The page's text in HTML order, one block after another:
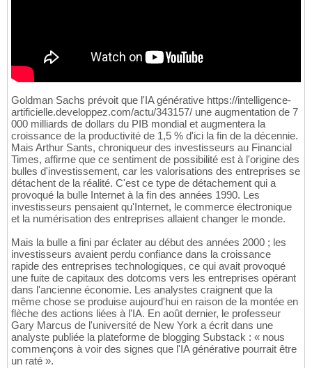
Goldman Sachs prévoit que l'IA générative https://intelligence-
artificielle.developpez.com/actu/343157/ une augmentation de 7
000 milliards de dollars du PIB mondial et augmentera la
croissance de la productivité de 1,5 % d'ici la fin de la décennie.
Mais Arthur Sants, chroniqueur des investisseurs au Financial
Times, affirme que ce sentiment de possibilité est à l'origine des
bulles d'investissement, car les valorisations des entreprises se
détachent de la réalité. C'est ce type de détachement qui a
provoqué la bulle Internet à la fin des années 1990. Les
investisseurs pensaient qu'Internet, le commerce électronique
et la numérisation des entreprises allaient changer le monde.
Mais la bulle a fini par éclater au début des années 2000 ; les
investisseurs avaient perdu confiance dans la croissance
rapide des entreprises technologiques, ce qui avait provoqué
une fuite de capitaux des dotcoms vers les entreprises opérant
dans l'ancienne économie. Les analystes craignent que la
même chose se produise aujourd'hui en raison de la montée en
flèche des actions liées à l'IA. En août dernier, le professeur
Gary Marcus de l'université de New York a écrit dans une
analyste publiée la plateforme de blogging Substack : « nous
commençons à voir des signes que l'IA générative pourrait être
un raté ».